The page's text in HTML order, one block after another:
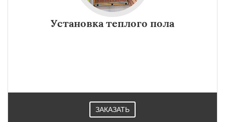
Установка теплого пола
ЗАКАЗАТЬ